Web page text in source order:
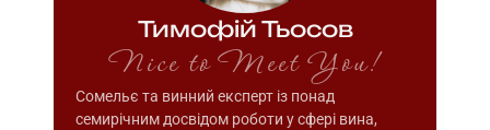
Тимофій Тьосов
Nice to Meet You!
Сомельє та винний експерт із понад
семирічним досвідом роботи у сфері вина,